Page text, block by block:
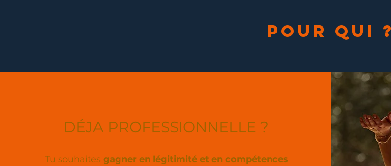
POUR QUI ?
DÉJA PROFESSIONNELLE ?
Tu souhaitesgagner en légitimité et en compétences